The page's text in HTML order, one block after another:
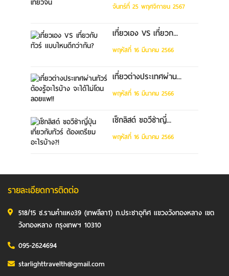
จันทร์ที่ 25 พฤศจิกายน 2567
เที่ยวเอง VS เที่ยวก...
พฤหัสที่ 16 มีนาคม 2566
เที่ยวต่างประเทศผ่าน...
พฤหัสที่ 16 มีนาคม 2566
เช็กลิสต์ ขอวีซ่าญี่...
พฤหัสที่ 16 มีนาคม 2566
รายละเอียดการติดต่อ
518/15 ซ.รามคำแหง39 (เทพลีลา1) ถ.ประชาอุทิศ แขวงวังทองหลาง เขต
วังทองหลาง กรุงเทพฯ 10310
095-2624694
starlighttravelth@gmail.com